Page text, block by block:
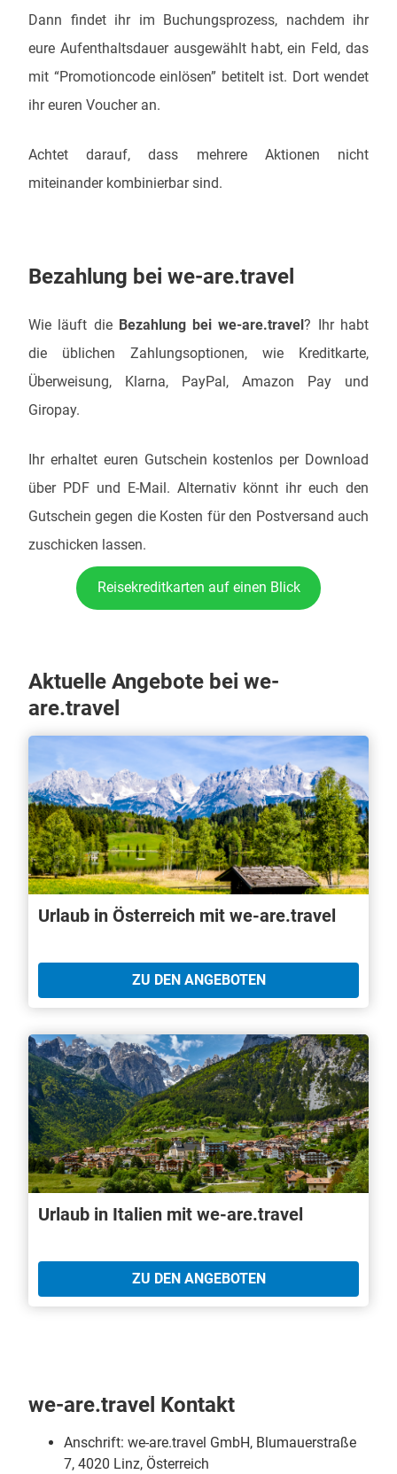
Dann findet ihr im Buchungsprozess, nachdem ihr
eure Aufenthaltsdauer ausgewählt habt, ein Feld, das
mit “Promotioncode einlösen” betitelt ist. Dort wendet
ihr euren Voucher an.
Achtet darauf, dass mehrere Aktionen nicht
miteinander kombinierbar sind.
Bezahlung bei we-are.travel
Wie läuft die Bezahlung bei we-are.travel? Ihr habt
die üblichen Zahlungsoptionen, wie Kreditkarte,
Überweisung, Klarna, PayPal, Amazon Pay und
Giropay.
Ihr erhaltet euren Gutschein kostenlos per Download
über PDF und E-Mail. Alternativ könnt ihr euch den
Gutschein gegen die Kosten für den Postversand auch
zuschicken lassen.
Reisekreditkarten auf einen Blick
Aktuelle Angebote bei we-
are.travel
Urlaub in Österreich mit we-are.travel
ZU DEN ANGEBOTEN
Urlaub in Italien mit we-are.travel
ZU DEN ANGEBOTEN
we-are.travel Kontakt
Anschrift: we-are.travel GmbH, Blumauerstraße
7, 4020 Linz, Österreich